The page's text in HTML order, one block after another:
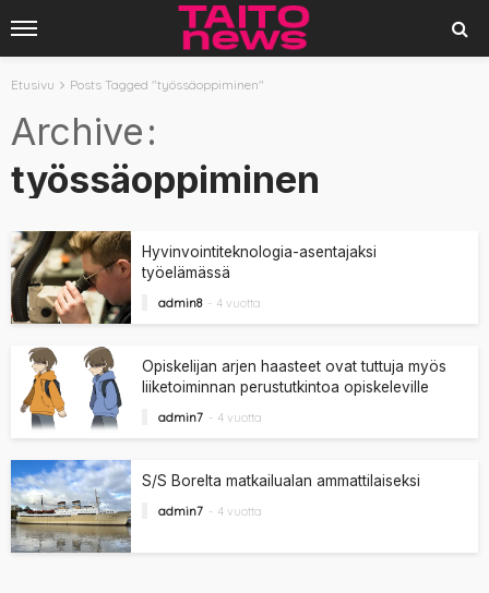
Etusivu Posts Tagged "työssäoppiminen"
Archive
työssäoppiminen
Hyvinvointiteknologia-asentajaksi
työelämässä
admin8 4 vuotta
Opiskelijan arjen haasteet ovat tuttuja myös
liiketoiminnan perustutkintoa opiskeleville
admin7 4 vuotta
S/S Borelta matkailualan ammattilaiseksi
admin7 4 vuotta